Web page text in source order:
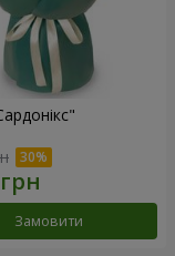
Замовити